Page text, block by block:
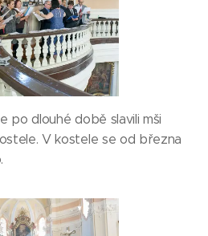
po dlouhé době slavili mši
V kostele se od března